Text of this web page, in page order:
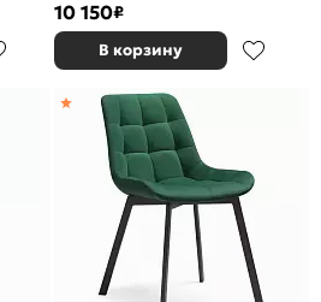
каркас, ®DISAUR
10 150₽
В корзину